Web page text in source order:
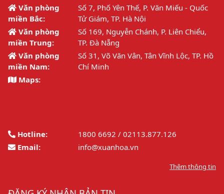
Văn phòng
miền Bắc:
Số 7, Phố Yên Thế, P. Văn Miếu - Quốc
Tử Giám, TP. Hà Nội
Văn phòng
miền Trung:
Số 169, Nguyễn Chánh, P. Liên Chiểu,
TP. Đà Nẵng
Văn phòng
miền Nam:
Số 31, Võ Văn Vân, Tân Vĩnh Lộc, TP. Hồ
Chí Minh
Maps:
Hotline:
1800 6692 / 02113.877.126
Email:
info@xuanhoa.vn
Thêm thông tin